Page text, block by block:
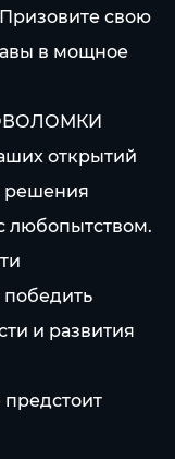
свою
в мощное
открытий
решения
любопытством.
победить
и развития